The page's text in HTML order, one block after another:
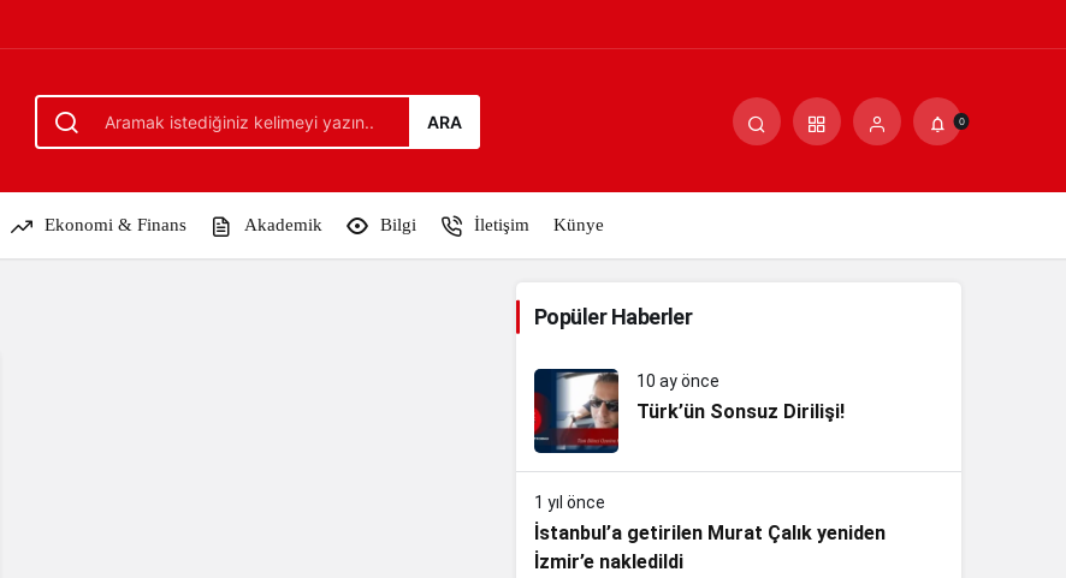
ARA 0
Ekonomi & Finans Akademik Bilgi İletişim Künye
Popüler Haberler
10 ay önce
Türk’ün Sonsuz Dirilişi!
1 yıl önce
İstanbul’a getirilen Murat Çalık yeniden
İzmir’e nakledildi